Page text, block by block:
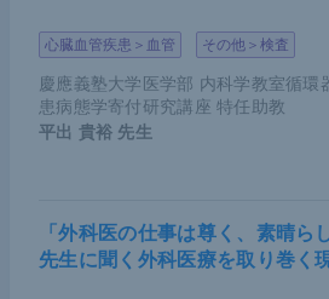
心臓血管疾患＞血管 その他＞検査
慶應義塾大学医学部 内科学教室循環
患病態学寄付研究講座 特任助教
平出 貴裕 先生
「外科医の仕事は尊く、素晴
先生に聞く外科医療を取り巻く